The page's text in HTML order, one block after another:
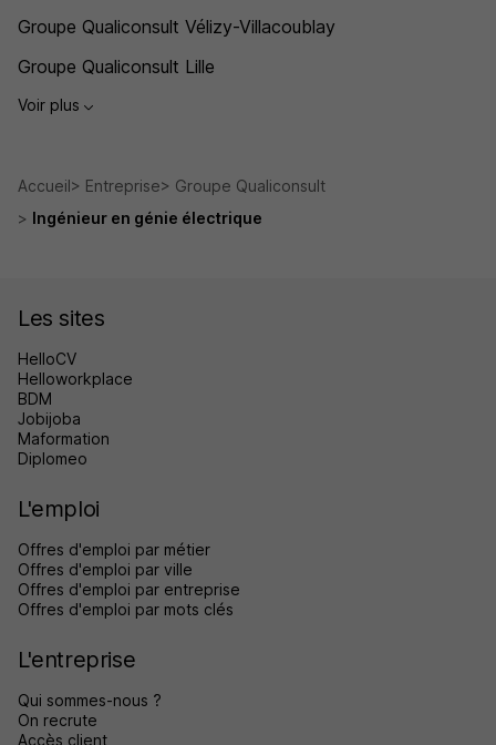
Groupe Qualiconsult Vélizy-Villacoublay
Groupe Qualiconsult Lille
Voir plus
Accueil Entreprise
Groupe Qualiconsult
Ingénieur en génie électrique
Les sites
HelloCV
Helloworkplace
BDM
Jobijoba
Maformation
Diplomeo
L'emploi
Offres d'emploi par métier
Offres d'emploi par ville
Offres d'emploi par entreprise
Offres d'emploi par mots clés
L'entreprise
Qui sommes-nous ?
On recrute
Accès client